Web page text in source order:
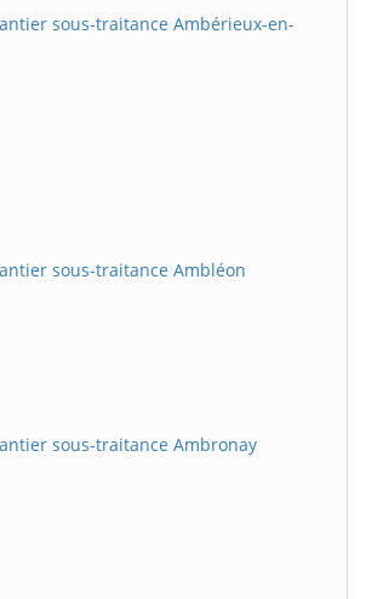
sous-traitance Ambérieux-en-
sous-traitance Ambléon
sous-traitance Ambronay